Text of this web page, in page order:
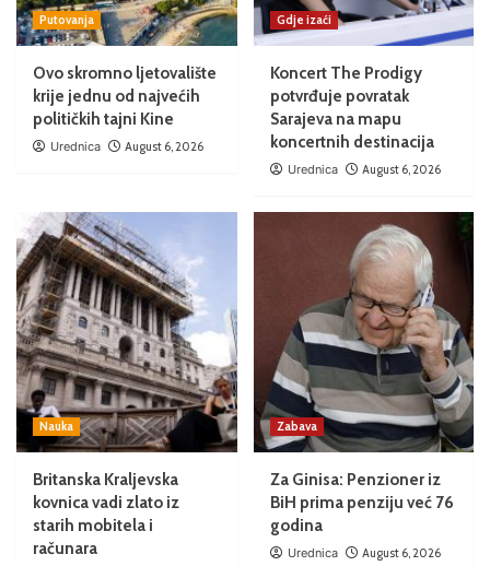
Putovanja
Ovo skromno ljetovalište
krije jednu od najvećih
političkih tajni Kine
Urednica August 6, 2026
Gdje izaći
Koncert The Prodigy
potvrđuje povratak
Sarajeva na mapu
koncertnih destinacija
Urednica August 6, 2026
Nauka
Britanska Kraljevska
kovnica vadi zlato iz
starih mobitela i
računara
Zabava
Za Ginisa: Penzioner iz
BiH prima penziju već 76
godina
Urednica August 6, 2026